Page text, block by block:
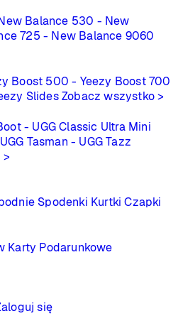
Balance 530 - New
725 - New Balance 9060
Boost 500 - Yeezy Boost 700
Slides Zobacz wszystko >
- UGG Classic Ultra Mini
Tasman - UGG Tazz
Spodenki Kurtki Czapki
Karty Podarunkowe
się